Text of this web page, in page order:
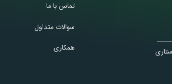
تماس با ما
سوالات متداول
همکاری